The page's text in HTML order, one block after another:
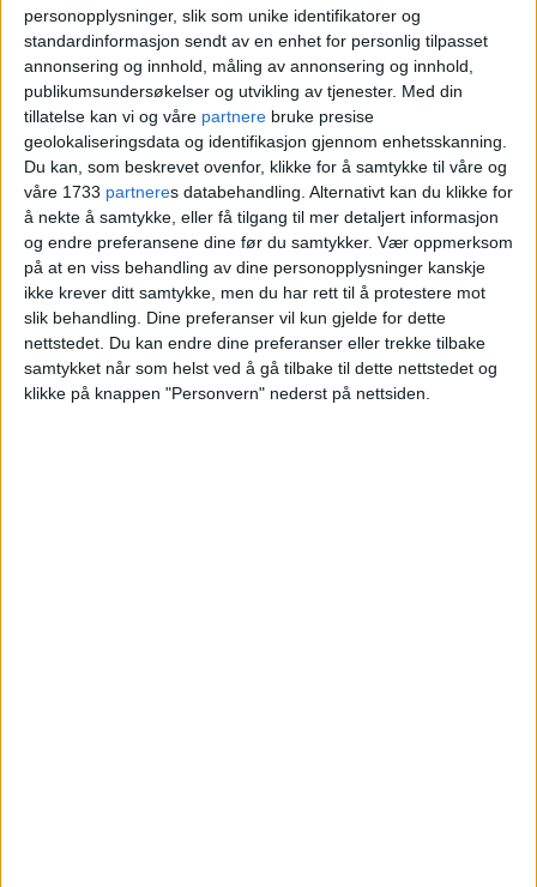
personopplysninger, slik som unike identifikatorer og
standardinformasjon sendt av en enhet for personlig tilpasset
annonsering og innhold, måling av annonsering og innhold,
publikumsundersøkelser og utvikling av tjenester. Med din
tillatelse kan vi og våre partnere bruke presise
geolokaliseringsdata og identifikasjon gjennom enhetsskanning.
Du kan, som beskrevet ovenfor, klikke for å samtykke til våre og
våre 1733 partneres databehandling. Alternativt kan du klikke for
å nekte å samtykke, eller få tilgang til mer detaljert informasjon
og endre preferansene dine før du samtykker. Vær oppmerksom
på at en viss behandling av dine personopplysninger kanskje
ikke krever ditt samtykke, men du har rett til å protestere mot
slik behandling. Dine preferanser vil kun gjelde for dette
nettstedet. Du kan endre dine preferanser eller trekke tilbake
samtykket når som helst ved å gå tilbake til dette nettstedet og
klikke på knappen "Personvern" nederst på nettsiden.
minnes de som har gått bort.
De døde blir levende
igjen
Knut Rygh, sogneprest iSagene og
Iladalen menighet, sier at dette er en dag
hvor vi vender blikket tilbake. En dag
hvor vi tenner lys og minnes dem som
har gått bort. En dag hvor vi kjenner etter